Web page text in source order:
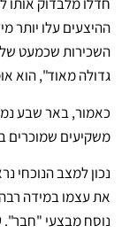
ההיצעים עלו יותר
השכירות שכמעט
גדולה מאוד", הוא
כאמור, באר שבע
משקיעים שמוכרים
נכון למצב הנוכחי
את עצמו במידה
נוסח מבצעי "חבר".